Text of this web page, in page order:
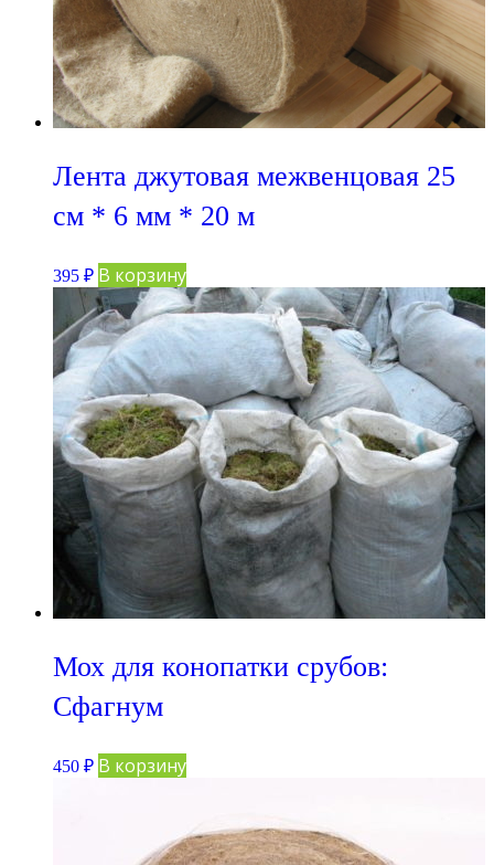
Лента джутовая межвенцовая 25
см * 6 мм * 20 м
395 ₽ В корзину
Мох для конопатки срубов:
Сфагнум
450 ₽ В корзину